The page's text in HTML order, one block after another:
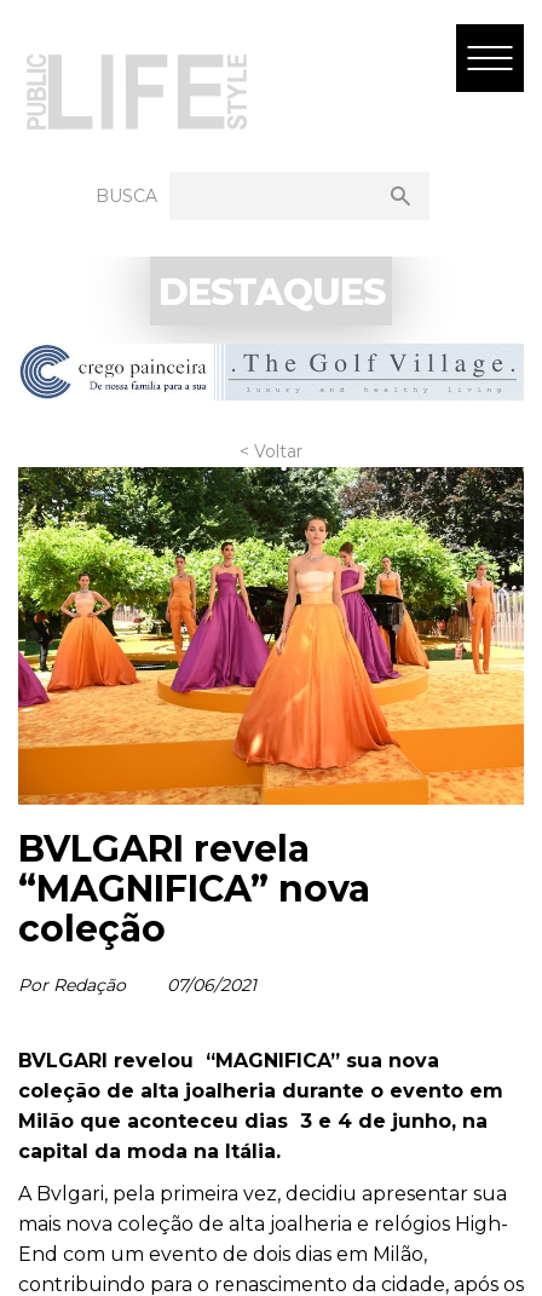
BUSCA
DESTAQUES
< Voltar
BVLGARI revela
“MAGNIFICA” nova
coleção
Por Redação 07/06/2021
BVLGARI revelou “MAGNIFICA” sua nova
coleção de alta joalheria durante o evento em
Milão que aconteceu dias 3 e 4 de junho, na
capital da moda na Itália.
A Bvlgari, pela primeira vez, decidiu apresentar sua
mais nova coleção de alta joalheria e relógios High-
End com um evento de dois dias em Milão,
contribuindo para o renascimento da cidade, após os